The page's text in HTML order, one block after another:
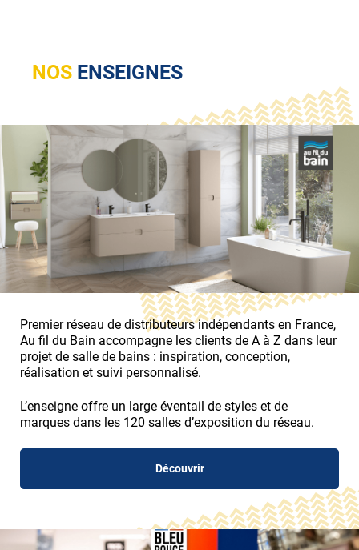
NOS ENSEIGNES
Premier réseau de distributeurs indépendants en France,
Au fil du Bain accompagne les clients de A à Z dans leur
projet de salle de bains : inspiration, conception,
réalisation et suivi personnalisé.
L’enseigne offre un large éventail de styles et de
marques dans les 120 salles d’exposition du réseau.
Découvrir